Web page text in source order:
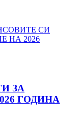
ЗА
ГОДИНА